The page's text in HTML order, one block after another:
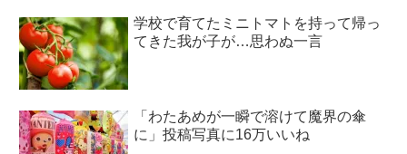
学校で育てたミニトマトを持って帰っ
てきた我が子が…思わぬ一言
「わたあめが一瞬で溶けて魔界の傘
に」投稿写真に16万いいね